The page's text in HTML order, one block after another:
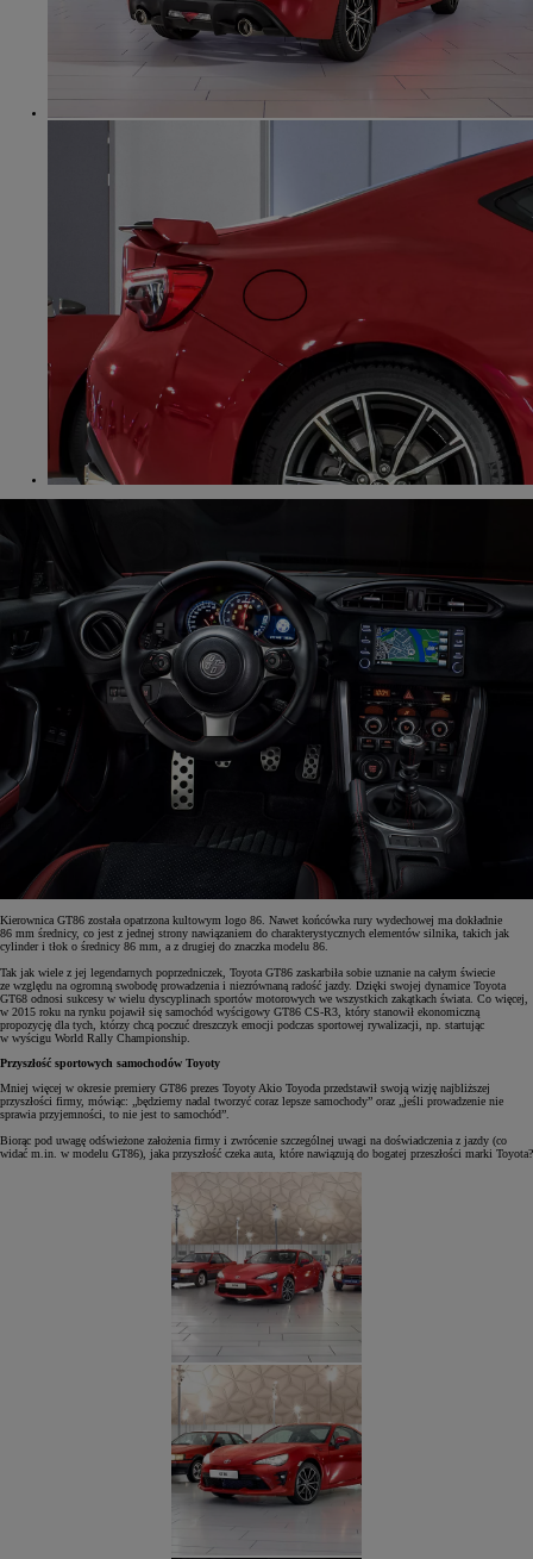
Kierownica GT86 została opatrzona kultowym logo 86. Nawet końcówka rury wydechowej ma dokładnie
86 mm średnicy, co jest z jednej strony nawiązaniem do charakterystycznych elementów silnika, takich jak
cylinder i tłok o średnicy 86 mm, a z drugiej do znaczka modelu 86.
Tak jak wiele z jej legendarnych poprzedniczek, Toyota GT86 zaskarbiła sobie uznanie na całym świecie
ze względu na ogromną swobodę prowadzenia i niezrównaną radość jazdy. Dzięki swojej dynamice Toyota
GT68 odnosi sukcesy w wielu dyscyplinach sportów motorowych we wszystkich zakątkach świata. Co więcej,
w 2015 roku na rynku pojawił się samochód wyścigowy GT86 CS-R3, który stanowił ekonomiczną
propozycję dla tych, którzy chcą poczuć dreszczyk emocji podczas sportowej rywalizacji, np. startując
w wyścigu World Rally Championship.
Przyszłość sportowych samochodów Toyoty
Mniej więcej w okresie premiery GT86 prezes Toyoty Akio Toyoda przedstawił swoją wizję najbliższej
przyszłości firmy, mówiąc: „będziemy nadal tworzyć coraz lepsze samochody” oraz „jeśli prowadzenie nie
sprawia przyjemności, to nie jest to samochód”.
Biorąc pod uwagę odświeżone założenia firmy i zwrócenie szczególnej uwagi na doświadczenia z jazdy (co
widać m.in. w modelu GT86), jaka przyszłość czeka auta, które nawiązują do bogatej przeszłości marki Toyota?